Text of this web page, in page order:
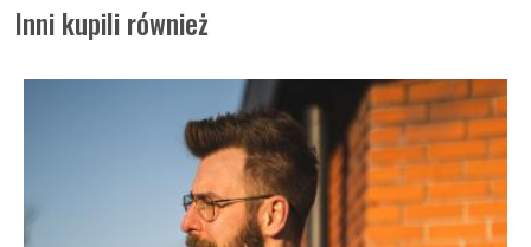
Inni kupili również